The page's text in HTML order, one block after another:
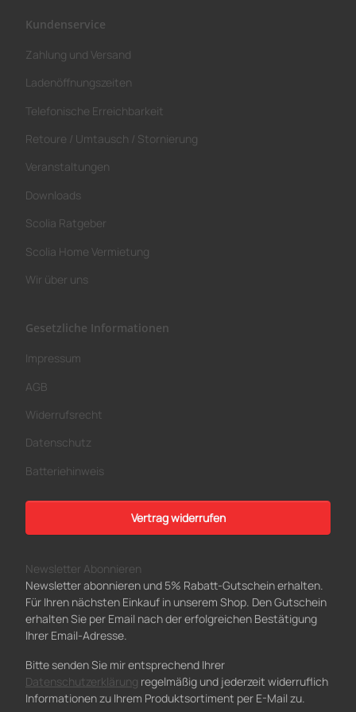
Kundenservice
Zahlung und Versand
Ladenöffnungszeiten
Telefonische Erreichbarkeit
Retoure / Umtausch / Stornierung
Veranstaltungen
Downloads
Scolia Ratgeber
Scolia Home Vermietung
Wir über uns
Gesetzliche Informationen
Impressum
AGB
Widerrufsrecht
Datenschutz
Batteriehinweis
Vertrag widerrufen
Newsletter Abonnieren
Newsletter abonnieren und 5% Rabatt-Gutschein erhalten.
Für Ihren nächsten Einkauf in unserem Shop. Den Gutschein
erhalten Sie per Email nach der erfolgreichen Bestätigung
Ihrer Email-Adresse.
Bitte senden Sie mir entsprechend Ihrer
Datenschutzerklärung regelmäßig und jederzeit widerruflich
Informationen zu Ihrem Produktsortiment per E-Mail zu.